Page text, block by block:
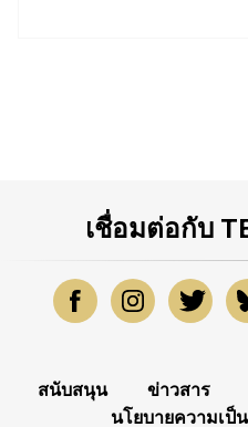
เชื่อมต่อกับ
สนับสนุน ข่าวสาร
นโยบายความเป็